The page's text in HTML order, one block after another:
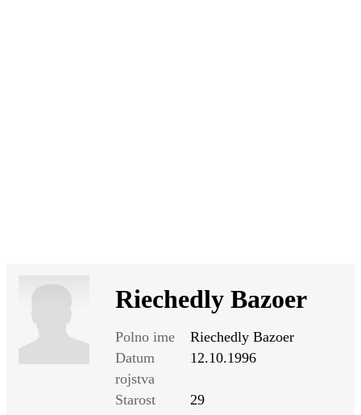
Riechedly Bazoer
Polno ime
Riechedly Bazoer
Datum
rojstva
12.10.1996
Starost
29